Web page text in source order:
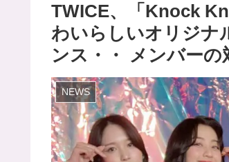
TWICE、「Knock
わいらしいオリジナ
ンス・・ メンバー
NEWS